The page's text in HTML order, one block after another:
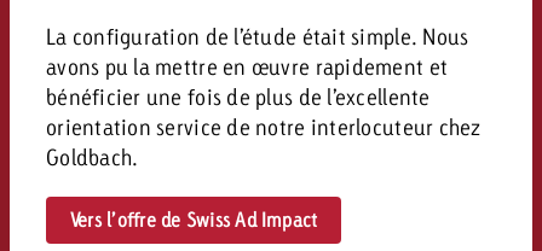
La configuration de l’étude était simple. Nous
avons pu la mettre en œuvre rapidement et
bénéficier une fois de plus de l’excellente
orientation service de notre interlocuteur chez
Goldbach.
Vers l’offre de Swiss Ad Impact